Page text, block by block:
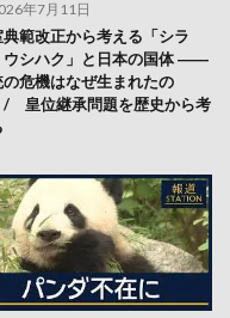
年7月11日
典範改正から考える「シラ
ウシハク」と日本の国体 ――
の危機はなぜ生まれたの
皇位継承問題を歴史から考